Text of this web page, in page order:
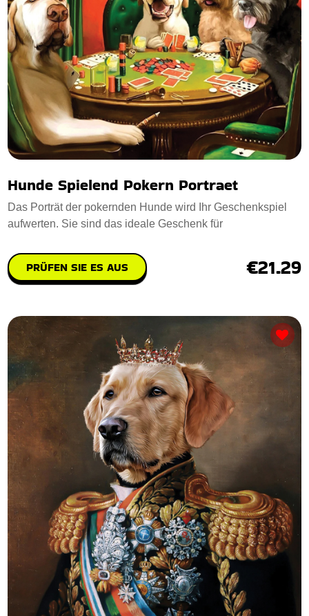
Hunde Spielend Pokern Portraet
Das Porträt der pokernden Hunde wird Ihr Geschenkspiel
aufwerten. Sie sind das ideale Geschenk für
PRÜFEN SIE ES AUS €21.29